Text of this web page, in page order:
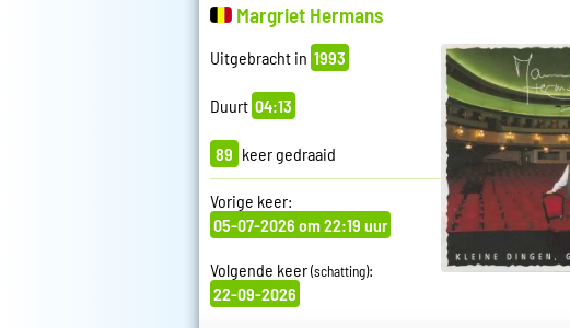
Margriet Hermans
Uitgebracht in 1993
Duurt 04:13
89 keer gedraaid
Vorige keer:
05-07-2026 om 22:19 uur
Volgende keer(schatting):
22-09-2026